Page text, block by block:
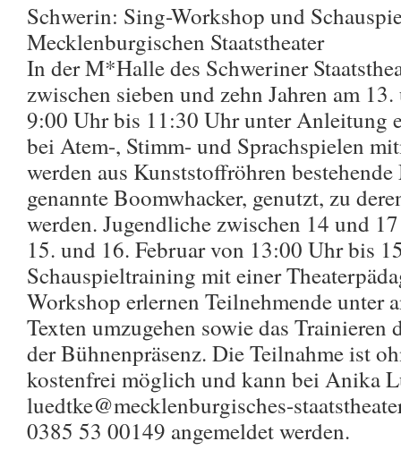
Schwerin: Sing-Workshop und
Mecklenburgischen Staatstheater
In der M*Halle des Schweriner
zwischen sieben und zehn Jahren am
9:00 Uhr bis 11:30 Uhr unter Anleitung
bei Atem-, Stimm- und Sprachspielen
werden aus Kunststoffröhren
genannte Boomwhacker, genutzt, zu
werden. Jugendliche zwischen 14 und
15. und 16. Februar von 13:00 Uhr bis
Schauspieltraining mit einer
Workshop erlernen Teilnehmende unter
Texten umzugehen sowie das Trainieren
der Bühnenpräsenz. Die Teilnahme ist
kostenfrei möglich und kann bei Anika
luedtke@mecklenburgisches-
0385 53 00149 angemeldet werden.